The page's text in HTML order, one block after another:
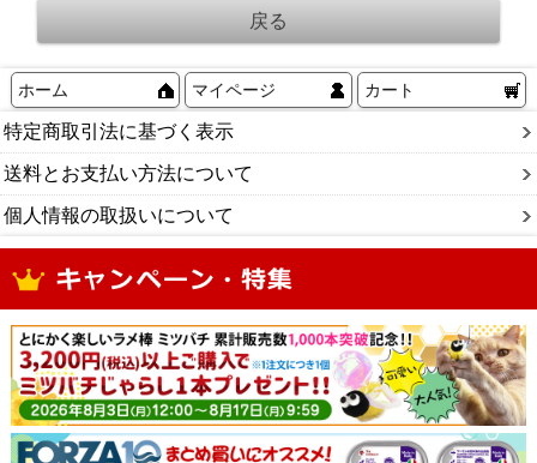
ホーム マイページ カート
特定商取引法に基づく表示
送料とお支払い方法について
個人情報の取扱いについて